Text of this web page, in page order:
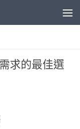
求的最佳選